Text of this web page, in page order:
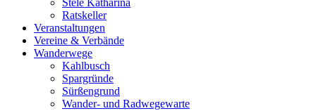
Stele Katharina
Ratskeller
Veranstaltungen
Vereine & Verbände
Wanderwege
Kahlbusch
Spargründe
Sürßengrund
Wander- und Radwegewarte